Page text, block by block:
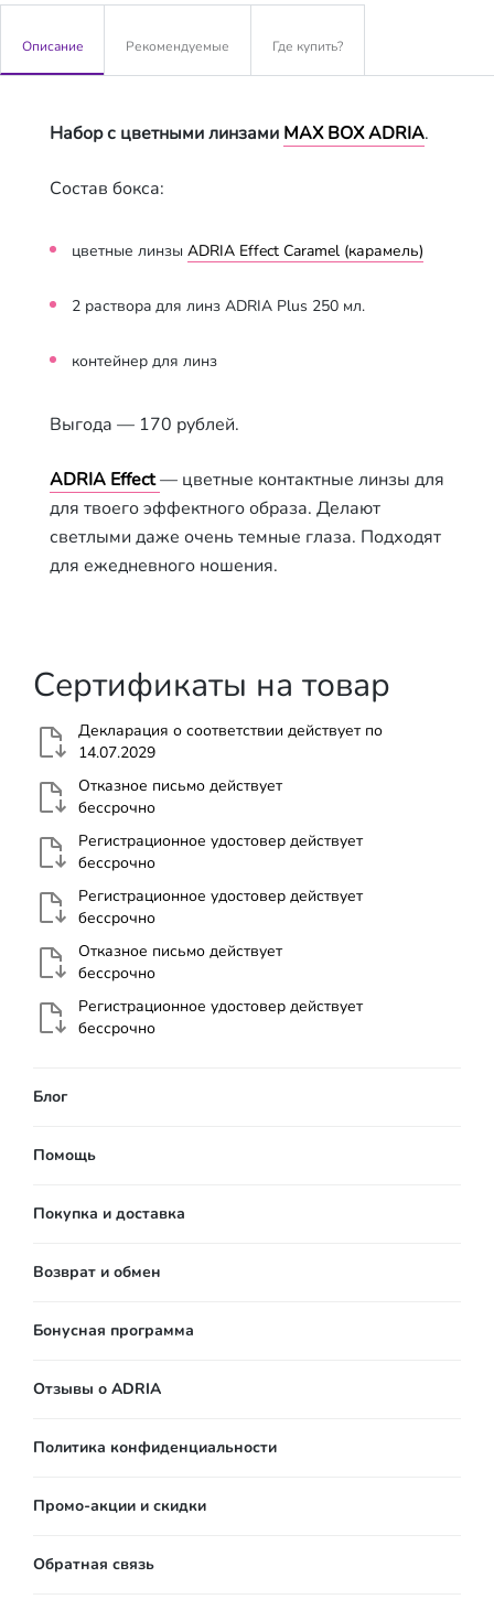
Описание Рекомендуемые Где купить?
Набор с цветными линзами MAX BOX ADRIA.
Состав бокса:
цветные линзы ADRIA Effect Caramel (карамель)
2 растворa для линз ADRIA Plus 250 мл.
контейнер для линз
Выгода — 170 рублей.
ADRIA Effect— цветные контактные линзы для
для твоего эффектного образа. Делают
светлыми даже очень темные глаза. Подходят
для ежедневного ношения.
Сертификаты на товар
Декларация о соответствии действует по
14.07.2029
Отказное письмо действует
бессрочно
Регистрационное удостовер действует
бессрочно
Регистрационное удостовер действует
бессрочно
Отказное письмо действует
бессрочно
Регистрационное удостовер действует
бессрочно
Блог
Помощь
Покупка и доставка
Возврат и обмен
Бонусная программа
Отзывы о ADRIA
Политика конфиденциальности
Промо-акции и скидки
Обратная связь